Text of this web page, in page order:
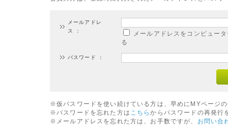
メールアドレ
ス ：
メールアドレスをコンピュー
る
パスワード ：
※仮パスワードを使い続けている方は、早めにMYページ
※パスワードを忘れた方は こちらからパスワードの再発行
※メールアドレスを忘れた方は、お手数ですが、
お問い合